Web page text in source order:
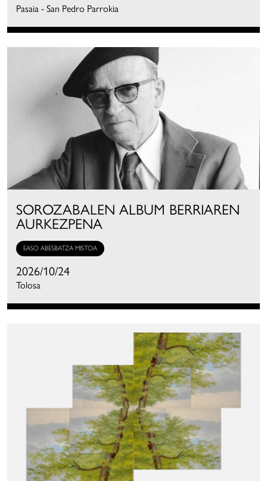
Pasaia - San Pedro Parrokia
SOROZABALEN ALBUM BERRIAREN
AURKEZPENA
EASO ABESBATZA MISTOA
2026/10/24
Tolosa